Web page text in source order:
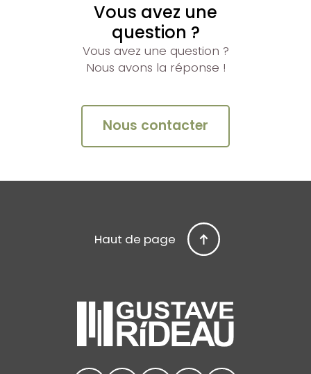
Vous avez une
question ?
Vous avez une question ?
Nous avons la réponse !
Nous contacter
Haut de page